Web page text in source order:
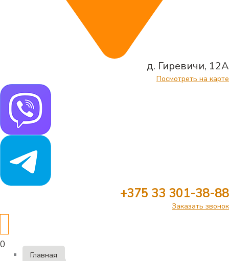
д. Гиревичи, 12А
Посмотреть на карте
+375 33 301-38-88
Заказать звонок
0
Главная